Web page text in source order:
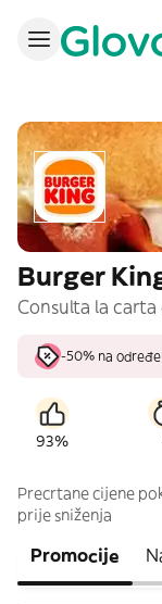
Burger
Consulta la carta
-50% na
93%
Precrtane cijene
prije sniženja
Promocije